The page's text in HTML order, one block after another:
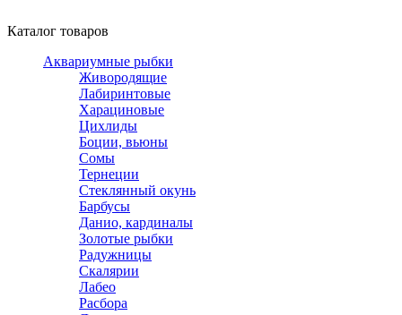
Каталог товаров
Аквариумные рыбки
Живородящие
Лабиринтовые
Харациновые
Цихлиды
Боции, вьюны
Сомы
Тернеции
Стеклянный окунь
Барбусы
Данио, кардиналы
Золотые рыбки
Радужницы
Скалярии
Лабео
Расбора